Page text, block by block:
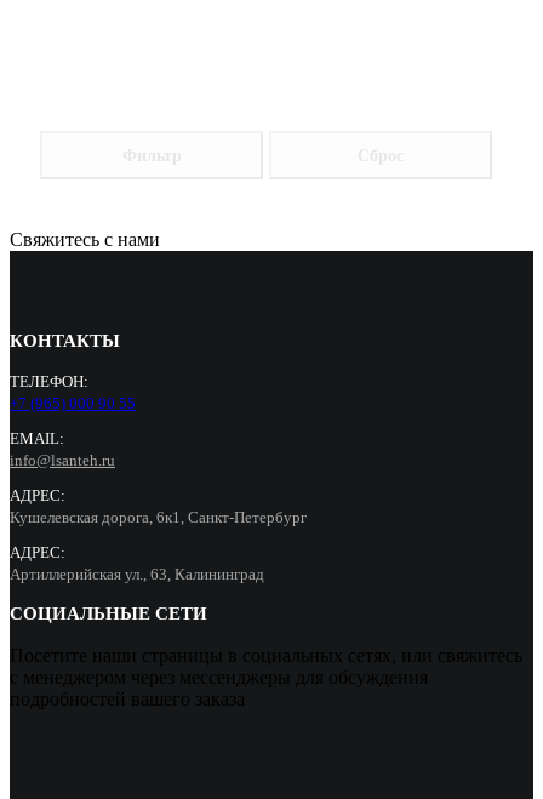
Свяжитесь с нами
КОНТАКТЫ
ТЕЛЕФОН:
+7 (965) 000 90 55
EMAIL:
info@lsanteh.ru
АДРЕС:
Кушелевская дорога, 6к1, Санкт-Петербург
АДРЕС:
Артиллерийская ул., 63, Калининград
СОЦИАЛЬНЫЕ СЕТИ
Посетите наши страницы в социальных сетях, или свяжитесь
с менеджером через мессенджеры для обсуждения
подробностей вашего заказа